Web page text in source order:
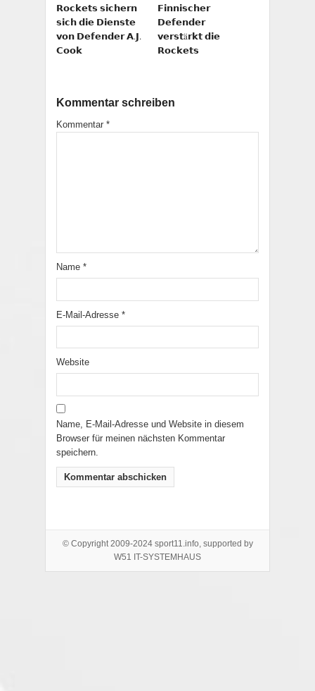
𝗥𝗼𝗰𝗸𝗲𝘁𝘀 𝘀𝗶𝗰𝗵𝗲𝗿𝗻
𝘀𝗶𝗰𝗵 𝗱𝗶𝗲 𝗗𝗶𝗲𝗻𝘀𝘁𝗲
𝘃𝗼𝗻 𝗗𝗲𝗳𝗲𝗻𝗱𝗲𝗿 𝗔.𝗝.
𝗖𝗼𝗼𝗸
𝗙𝗶𝗻𝗻𝗶𝘀𝗰𝗵𝗲𝗿
𝗗𝗲𝗳𝗲𝗻𝗱𝗲𝗿
𝘃𝗲𝗿𝘀𝘁ä𝗿𝗸𝘁 𝗱𝗶𝗲
𝗥𝗼𝗰𝗸𝗲𝘁𝘀
Kommentar schreiben
Kommentar *
Name *
E-Mail-Adresse *
Website
Name, E-Mail-Adresse und Website in diesem
Browser für meinen nächsten Kommentar
speichern.
© Copyright 2009-2024 sport11.info, supported by
W51 IT-SYSTEMHAUS